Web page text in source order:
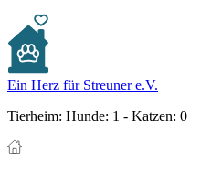
Ein Herz für Streuner e.V.
Tierheim: Hunde: 1 - Katzen: 0